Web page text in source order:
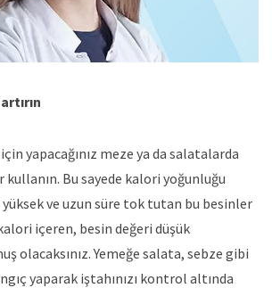
için yapacağınız meze ya da salatalarda
Bu sayede kalori yoğunluğu
yüksek ve uzun süre tok tutan bu besinler
içeren, besin değeri düşük
olacaksınız. Yemeğe salata, sebze gibi
yaparak iştahınızı kontrol altında